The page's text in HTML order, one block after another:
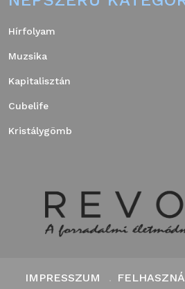
Hírfolyam
Muzsika
Kapitalisztán
Cubelife
Kristálygömb
IMPRESSZUM